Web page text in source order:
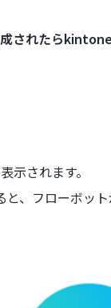
されたら
示されます。
と、フローボッ